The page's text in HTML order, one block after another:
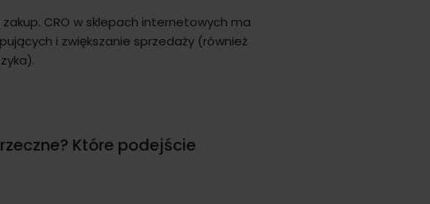
CRO w sklepach internetowych ma
i zwiększanie sprzedaży (również
Które podejście